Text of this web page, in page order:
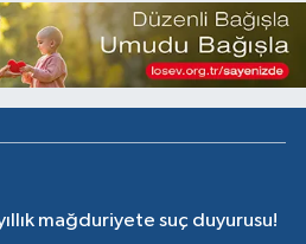
mağduriyete suç duyurusu!